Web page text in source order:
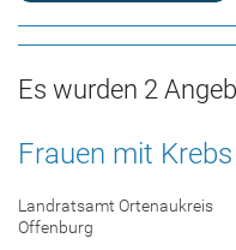
Es wurden 2
Frauen mit
Landratsamt Ortenaukreis
Offenburg